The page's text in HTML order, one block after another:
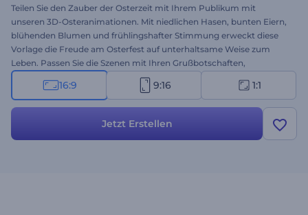
Teilen Sie den Zauber der Osterzeit mit Ihrem Publikum mit
unseren 3D-Osteranimationen. Mit niedlichen Hasen, bunten Eiern,
blühenden Blumen und frühlingshafter Stimmung erweckt diese
Vorlage die Freude am Osterfest auf unterhaltsame Weise zum
Leben. Passen Sie die Szenen mit Ihren Grußbotschaften,
Mediendateien und verspielter Hintergrundmusik an, um Ihre
Familie, Freunde und Kollegen in festliche Stimmung zu versetzen.
Veranstaltungseinladungen, Beiträge in sozialen Medien und vieles
16:9 9:16 1:1
Jetzt Erstellen